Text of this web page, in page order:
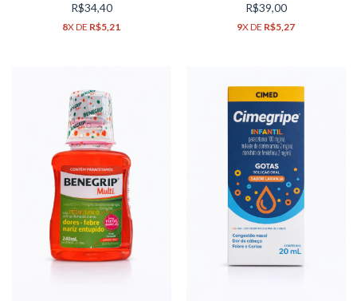
R$34,40
8X DE R$5,21
R$39,00
9X DE R$5,27